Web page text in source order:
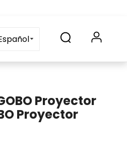
blog Preguntas
Proyector
Proyector